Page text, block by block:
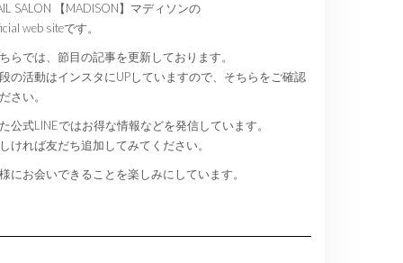
SALON 【MADISON】マディソンの
web siteです。
らでは、節目の記事を更新しております。
の活動はインスタにUPしていますので、そちらをご確認
さい。
公式LINEではお得な情報などを発信しています。
ければ友だち追加してみてください。
にお会いできることを楽しみにしています。